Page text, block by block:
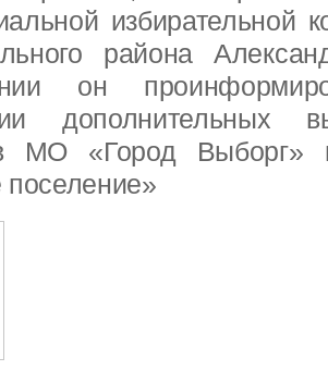
избирательной
района
он
дополнительных
МО «Город
поселение»